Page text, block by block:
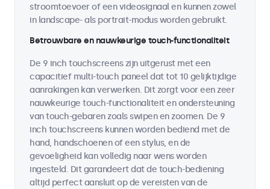
stroomtoevoer of een videosignaal en kunnen zowel
in landscape- als portrait-modus worden gebruikt.
Betrouwbare en nauwkeurige touch-functionaliteit
De 9 inch touchscreens zijn uitgerust met een
capacitief multi-touch paneel dat tot 10 gelijktijdige
aanrakingen kan verwerken. Dit zorgt voor een zeer
nauwkeurige touch-functionaliteit en ondersteuning
van touch-gebaren zoals swipen en zoomen. De 9
inch touchscreens kunnen worden bediend met de
hand, handschoenen of een stylus, en de
gevoeligheid kan volledig naar wens worden
ingesteld. Dit garandeert dat de touch-bediening
altijd perfect aansluit op de vereisten van de